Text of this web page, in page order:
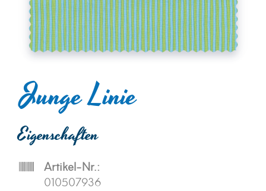
Junge Linie
Eigenschaften
Artikel-Nr.:
010507936